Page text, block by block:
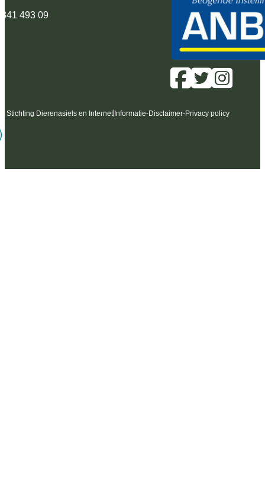
493 09
Stichting Dierenasiels en Internet Informatie-Disclaimer-Privacy policy